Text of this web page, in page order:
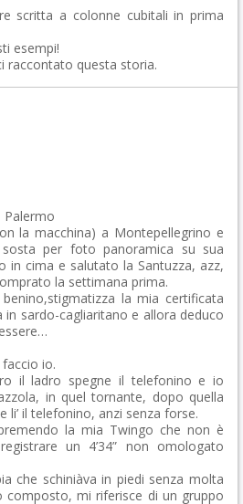
scritta a colonne cubitali in prima
esempi!
raccontato questa storia.
Palermo
la macchina) a Montepellegrino e
sosta per foto panoramica su sua
in cima e salutato la Santuzza, azz,
la settimana prima.
la mia certificata
sardo-cagliaritano e allora deduco
faccio io.
il ladro spegne il telefonino e io
in quel tornante, dopo quella
il telefonino, anzi senza forse.
la mia Twingo che non è
un 4’34” non omologato
che schiniàva in piedi senza molta
composto, mi riferisce di un gruppo